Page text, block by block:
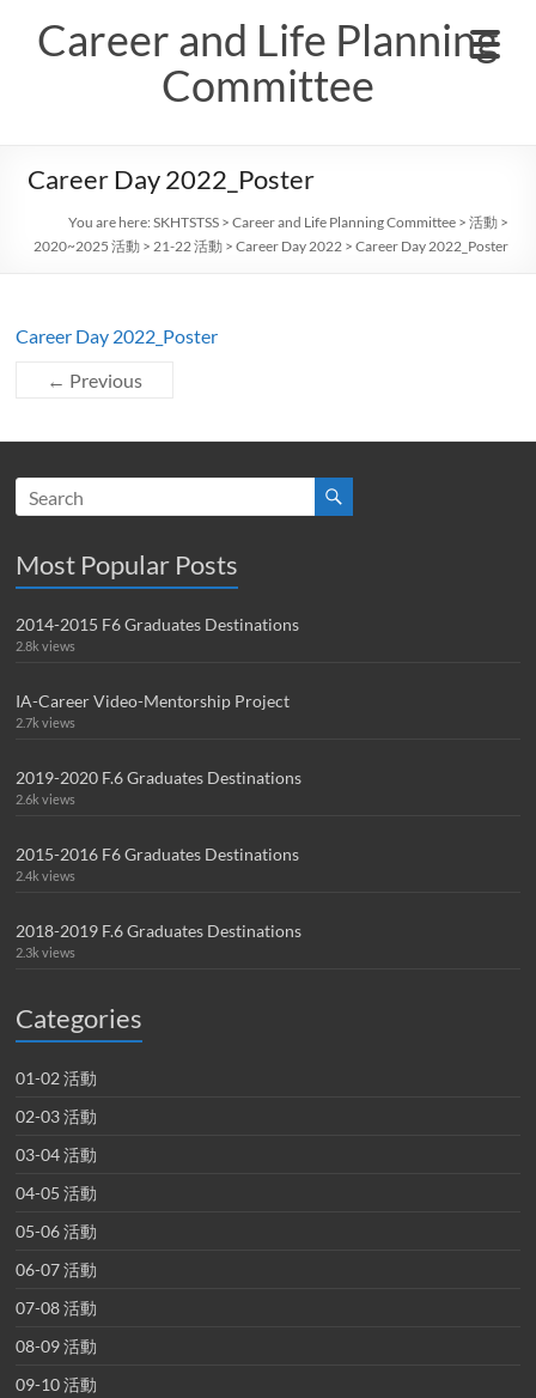
contentCareer and Life Planning
Committee
Career Day 2022_Poster
You are here:SKHTSTSS >Career and Life Planning Committee >活動 >
2020~2025 活動 >21-22 活動 >Career Day 2022 >Career Day 2022_Poster
Career Day 2022_Poster
← Previous
Most Popular Posts
2014-2015 F6 Graduates Destinations
2.8k views
IA-Career Video-Mentorship Project
2.7k views
2019-2020 F.6 Graduates Destinations
2.6k views
2015-2016 F6 Graduates Destinations
2.4k views
2018-2019 F.6 Graduates Destinations
2.3k views
Categories
01-02 活動
02-03 活動
03-04 活動
04-05 活動
05-06 活動
06-07 活動
07-08 活動
08-09 活動
09-10 活動